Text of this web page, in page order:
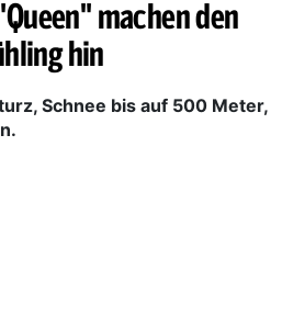
machen den
hin
Schnee bis auf 500 Meter,